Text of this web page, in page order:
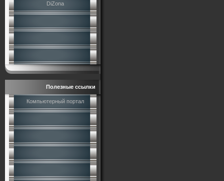
DiZona
Полезные ссылки
Компьютерный портал